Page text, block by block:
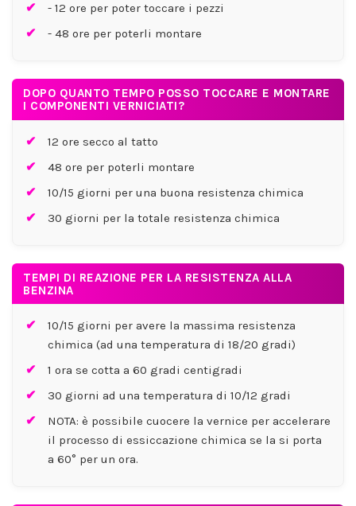
- 12 ore per poter toccare i pezzi
- 48 ore per poterli montare
DOPO QUANTO TEMPO POSSO TOCCARE E MONTARE
I COMPONENTI VERNICIATI?
12 ore secco al tatto
48 ore per poterli montare
10/15 giorni per una buona resistenza chimica
30 giorni per la totale resistenza chimica
TEMPI DI REAZIONE PER LA RESISTENZA ALLA
BENZINA
10/15 giorni per avere la massima resistenza
chimica (ad una temperatura di 18/20 gradi)
1 ora se cotta a 60 gradi centigradi
30 giorni ad una temperatura di 10/12 gradi
NOTA: è possibile cuocere la vernice per accelerare
il processo di essiccazione chimica se la si porta
a 60° per un ora.